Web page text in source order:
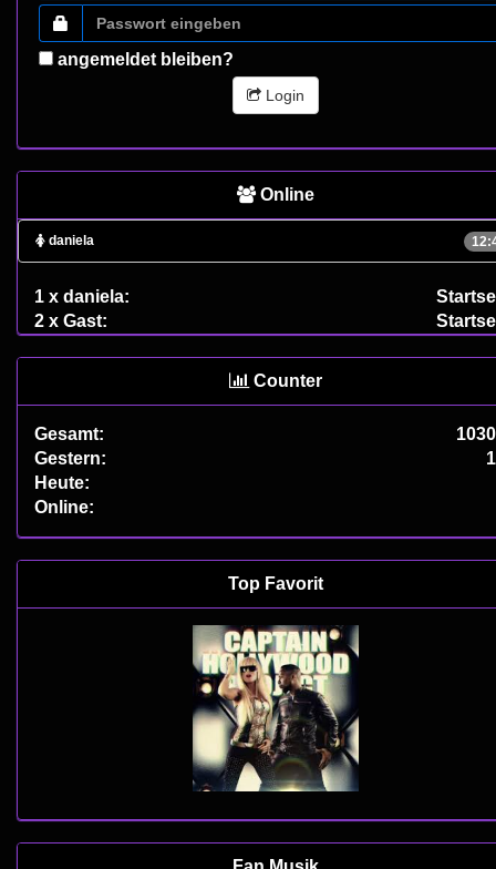
angemeldet bleiben?
Login
Online
daniela
1 x daniela:
2 x Gast:
Counter
Gesamt:
Gestern:
Heute:
Online:
Top Favorit